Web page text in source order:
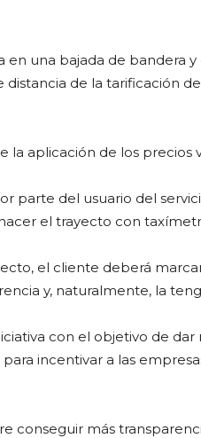
en una bajada de
de la tarificación
la aplicación de los precios
parte del usuario del
el trayecto con
el cliente deberá
y, naturalmente, la
con el objetivo de
incentivar a las
conseguir más